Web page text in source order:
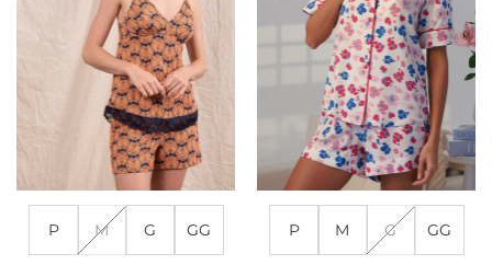
podem
ser
escolhidas
na
página
do
produto
escolhidas
na
página
do
produto
P M G GG P M G GG